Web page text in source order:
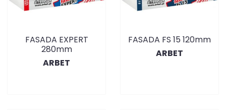
FASADA EXPERT
280mm
ARBET
FASADA FS 15 120mm
ARBET